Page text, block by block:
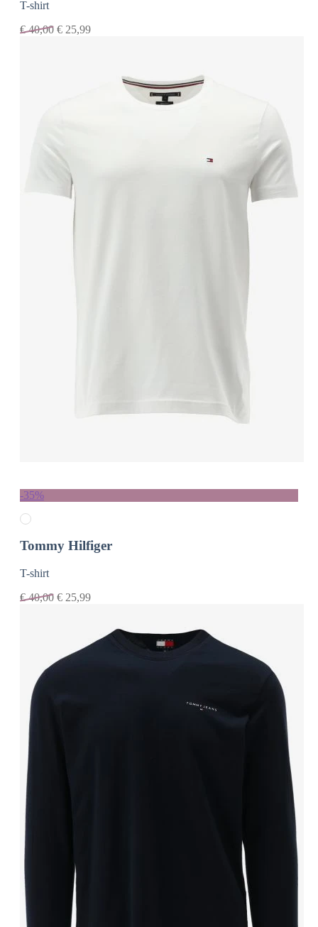
T-shirt
€40,00 € 25,99
-35%
Tommy Hilfiger
T-shirt
€40,00 € 25,99